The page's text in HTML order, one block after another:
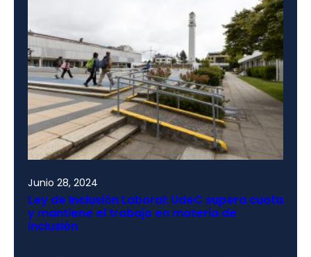
Junio 28, 2024
Ley de Inclusión Laboral: UdeC supera cuota
y mantiene el trabajo en materia de
inclusión